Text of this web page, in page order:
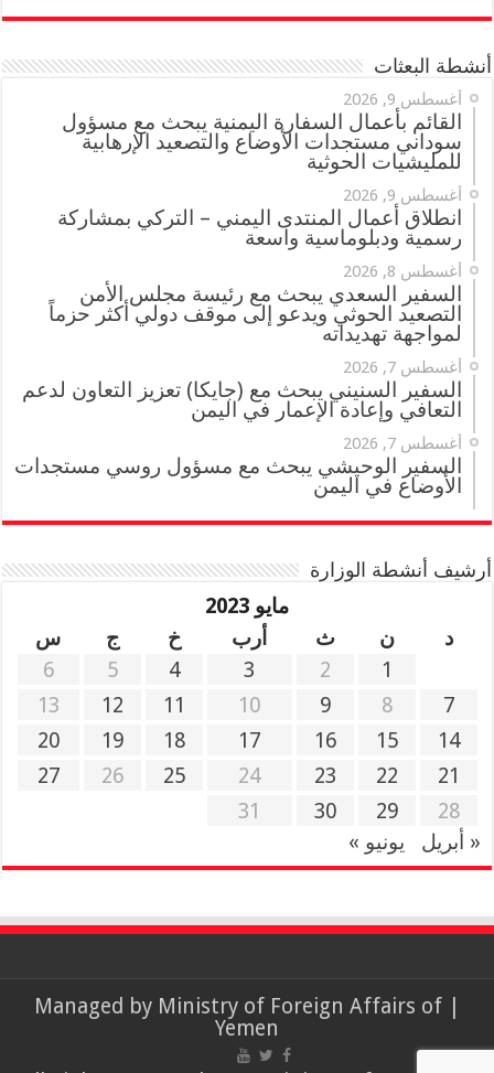
أنشطة البعثات
أغسطس 9, 2026
القائم بأعمال السفارة اليمنية يبحث مع مسؤول
سوداني مستجدات الأوضاع والتصعيد الإرهابية
للمليشيات الحوثية
أغسطس 9, 2026
انطلاق أعمال المنتدى اليمني – التركي بمشاركة
رسمية ودبلوماسية واسعة
أغسطس 8, 2026
السفير السعدي يبحث مع رئيسة مجلس الأمن
التصعيد الحوثي ويدعو إلى موقف دولي أكثر حزماً
لمواجهة تهديداته
أغسطس 7, 2026
السفير السنيني يبحث مع (جايكا) تعزيز التعاون لدعم
التعافي وإعادة الإعمار في اليمن
أغسطس 7, 2026
السفير الوحيشي يبحث مع مسؤول روسي مستجدات
الأوضاع في اليمن
أرشيف أنشطة الوزارة
مايو 2023
د
ن ث أرب خ ج
س
1
2
3
4
5
6
7
8
9
10
11
12
13
14
15
16
17
18
19
20
21
22
23
24
25
26
27
28
29
30
31
« أبريل
يونيو »
| Managed by
Ministry of Foreign Affairs of
Yemen